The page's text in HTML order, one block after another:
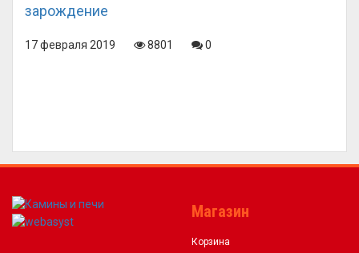
зарождение
17 февраля 2019 8801 0
Магазин
Корзина